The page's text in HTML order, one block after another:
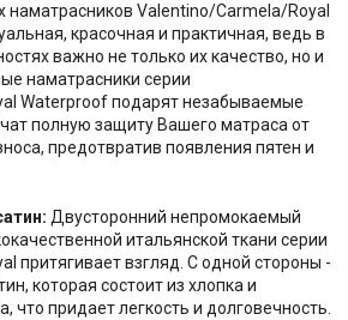
Valentino/Carmela/Royal
красочная и практичная, ведь в
важно не только их качество, но и
наматрасники серии
Waterproof подарят незабываемые
полную защиту Вашего матраса от
предотвратив появления пятен и
Двусторонний непромокаемый
итальянской ткани серии
притягивает взгляд. С одной стороны -
которая состоит из хлопка и
что придает легкость и долговечность.